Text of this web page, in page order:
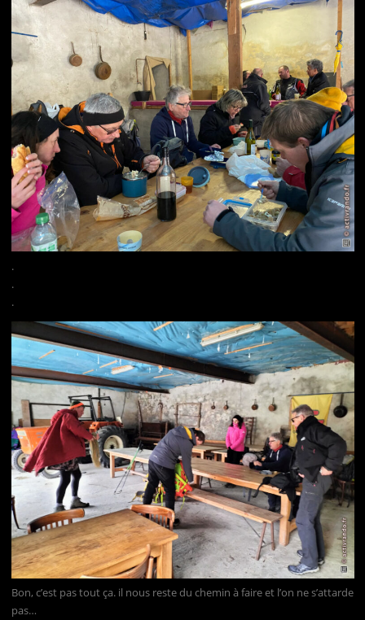
.
.
.
Bon, c’est pas tout ça. il nous reste du chemin à faire et l’on ne s’attarde
pas…